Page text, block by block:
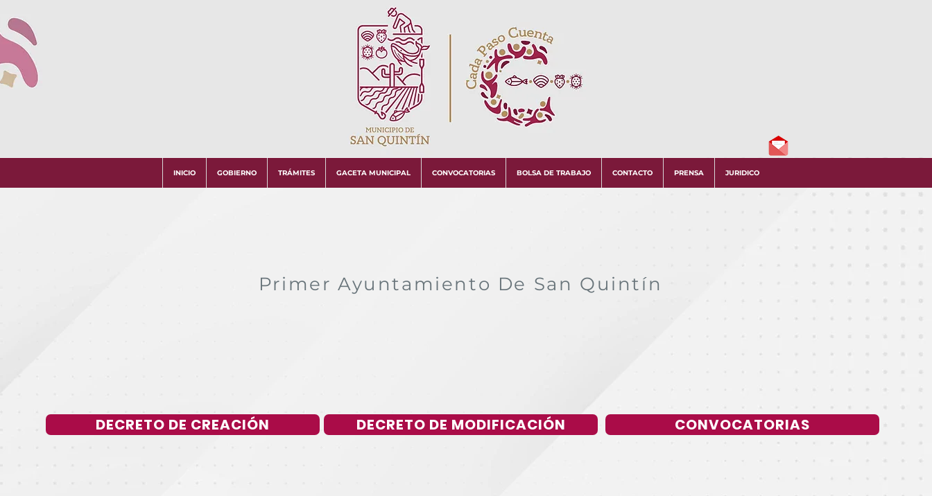
INICIO GOBIERNO TRÁMITES GACETA MUNICIPAL CONVOCATORIAS BOLSA DE TRABAJO CONTACTO PRENSA JURIDICO
Primer Ayuntamiento De San Quintín
DECRETO DE CREACIÓN DECRETO DE MODIFICACIÓN CONVOCATORIAS